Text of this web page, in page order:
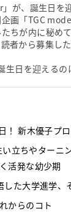
が、誕生日を
画「TGC
ちが内に秘め
者から募集し
日を迎えるの
新木優子プ
立ちやターニ
活発な幼少期
した大学進学
からのコト